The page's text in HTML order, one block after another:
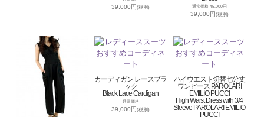
39,000円(税別) 通常価格 45,000円
39,000円(税別)
カーディガン レースブラ
ック
Black Lace Cardigan
通常価格
39,000円(税別)
ハイウエスト切替七分丈
ワンピース PAROLARI
EMILIO PUCCI
High Waist Dress with 3/4
Sleeve PAROLARI EMILIO
PUCCI